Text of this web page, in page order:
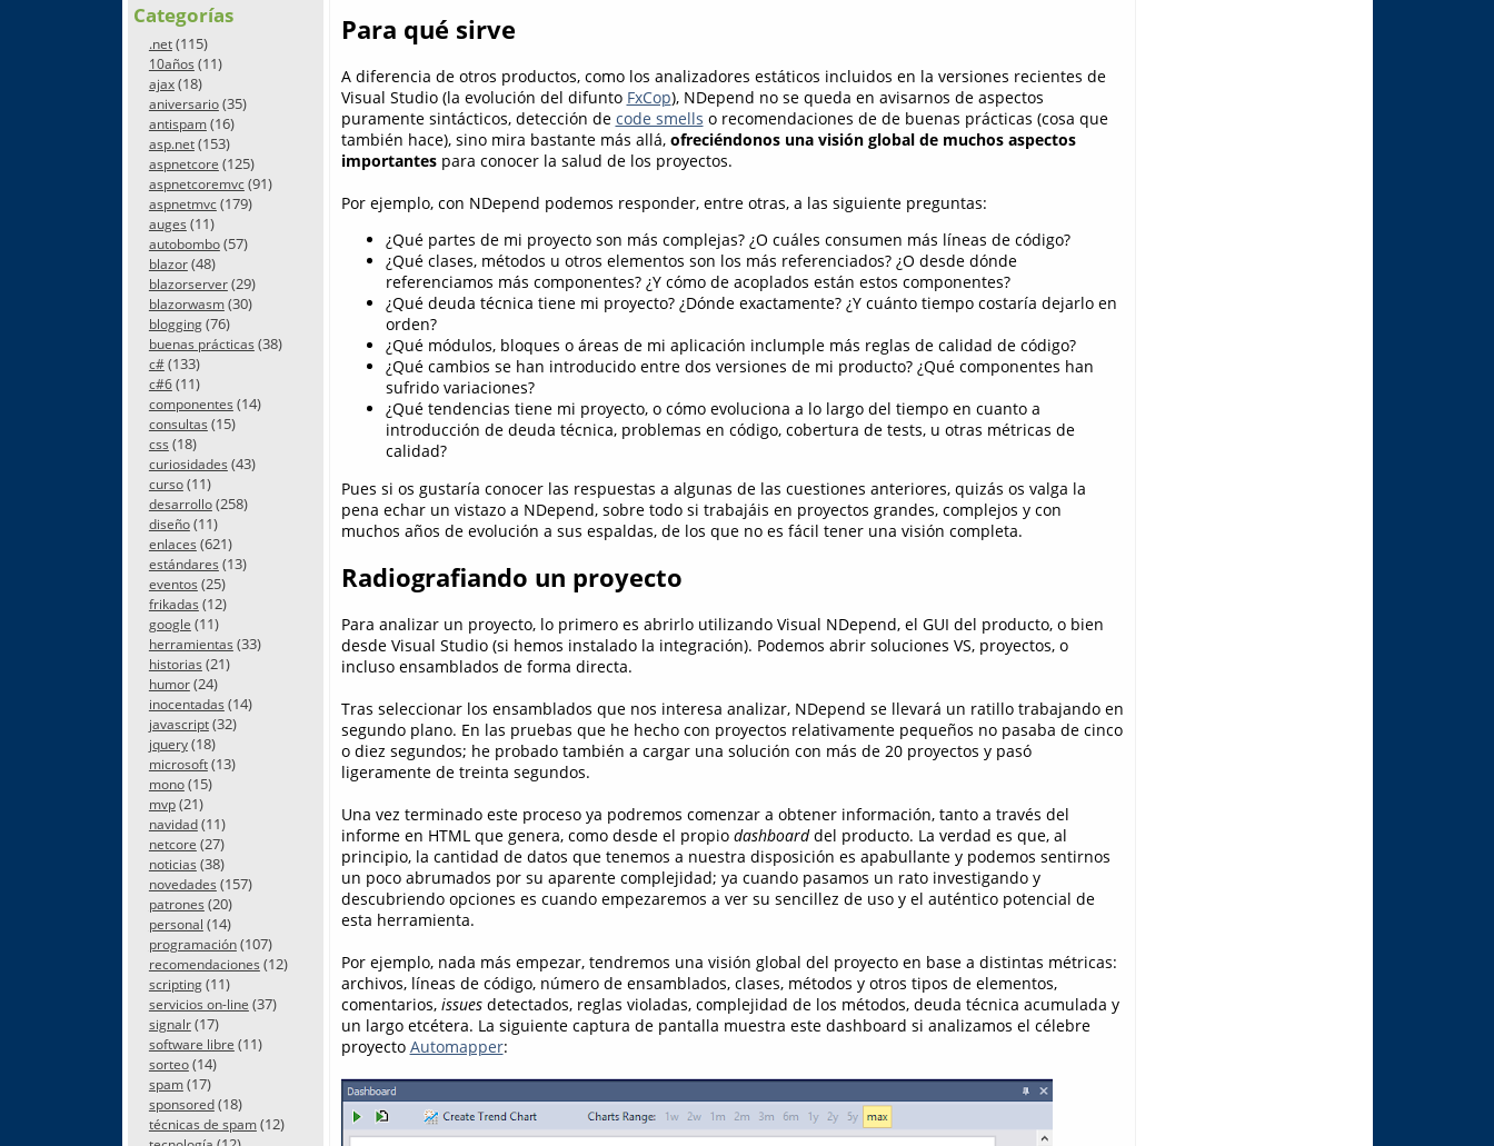
Categorías
.net(115)
10años (11)
ajax(18)
aniversario(35)
antispam(16)
asp.net(153)
aspnetcore (125)
aspnetcoremvc(91)
aspnetmvc(179)
auges (11)
autobombo(57)
blazor(48)
blazorserver(29)
blazorwasm(30)
blogging(76)
buenas prácticas (38)
c#(133)
c#6(11)
componentes (14)
consultas (15)
css (18)
curiosidades (43)
curso(11)
desarrollo(258)
diseño(11)
enlaces (621)
estándares (13)
eventos (25)
frikadas (12)
google (11)
herramientas (33)
historias (21)
humor(24)
inocentadas (14)
javascript(32)
jquery(18)
microsoft(13)
mono(15)
mvp(21)
navidad(11)
netcore (27)
noticias (38)
novedades (157)
patrones (20)
personal (14)
programación(107)
recomendaciones (12)
scripting(11)
servicios on-line (37)
signalr(17)
software libre (11)
sorteo(14)
spam(17)
sponsored(18)
técnicas de spam(12)
Para qué sirve
A diferencia de otros productos, como los analizadores estáticos incluidos en la versiones recientes de
Visual Studio (la evolución del difunto FxCop), NDepend no se queda en avisarnos de aspectos
puramente sintácticos, detección de code smells o recomendaciones de de buenas prácticas (cosa que
también hace), sino mira bastante más allá, ofreciéndonos una visión global de muchos aspectos
importantespara conocer la salud de los proyectos.
Por ejemplo, con NDepend podemos responder, entre otras, a las siguiente preguntas:
¿Qué partes de mi proyecto son más complejas? ¿O cuáles consumen más líneas de código?
¿Qué clases, métodos u otros elementos son los más referenciados? ¿O desde dónde
referenciamos más componentes? ¿Y cómo de acoplados están estos componentes?
¿Qué deuda técnica tiene mi proyecto? ¿Dónde exactamente? ¿Y cuánto tiempo costaría dejarlo en
orden?
¿Qué módulos, bloques o áreas de mi aplicación inclumple más reglas de calidad de código?
¿Qué cambios se han introducido entre dos versiones de mi producto? ¿Qué componentes han
sufrido variaciones?
¿Qué tendencias tiene mi proyecto, o cómo evoluciona a lo largo del tiempo en cuanto a
introducción de deuda técnica, problemas en código, cobertura de tests, u otras métricas de
calidad?
Pues si os gustaría conocer las respuestas a algunas de las cuestiones anteriores, quizás os valga la
pena echar un vistazo a NDepend, sobre todo si trabajáis en proyectos grandes, complejos y con
muchos años de evolución a sus espaldas, de los que no es fácil tener una visión completa.
Radiografiando un proyecto
Para analizar un proyecto, lo primero es abrirlo utilizando Visual NDepend, el GUI del producto, o bien
desde Visual Studio (si hemos instalado la integración). Podemos abrir soluciones VS, proyectos, o
incluso ensamblados de forma directa.
Tras seleccionar los ensamblados que nos interesa analizar, NDepend se llevará un ratillo trabajando en
segundo plano. En las pruebas que he hecho con proyectos relativamente pequeños no pasaba de cinco
o diez segundos; he probado también a cargar una solución con más de 20 proyectos y pasó
ligeramente de treinta segundos.
Una vez terminado este proceso ya podremos comenzar a obtener información, tanto a través del
informe en HTML que genera, como desde el propio dashboarddel producto. La verdad es que, al
principio, la cantidad de datos que tenemos a nuestra disposición es apabullante y podemos sentirnos
un poco abrumados por su aparente complejidad; ya cuando pasamos un rato investigando y
descubriendo opciones es cuando empezaremos a ver su sencillez de uso y el auténtico potencial de
esta herramienta.
Por ejemplo, nada más empezar, tendremos una visión global del proyecto en base a distintas métricas:
archivos, líneas de código, número de ensamblados, clases, métodos y otros tipos de elementos,
comentarios, issuesdetectados, reglas violadas, complejidad de los métodos, deuda técnica acumulada y
un largo etcétera. La siguiente captura de pantalla muestra este dashboard si analizamos el célebre
proyecto Automapper: